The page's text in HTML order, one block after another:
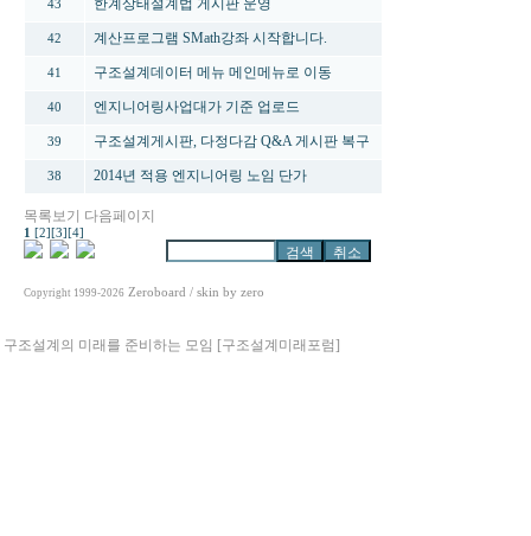
43 한계상태설계법 게시판 운영
42 계산프로그램 SMath강좌 시작합니다.
41 구조설계데이터 메뉴 메인메뉴로 이동
40 엔지니어링사업대가 기준 업로드
39 구조설계게시판, 다정다감 Q&A 게시판 복구
38 2014년 적용 엔지니어링 노임 단가
목록보기 다음페이지
1 [2] [3] [4]
Copyright 1999-2026 Zeroboard / skin by zero
구조설계의 미래를 준비하는 모임 [구조설계미래포럼]